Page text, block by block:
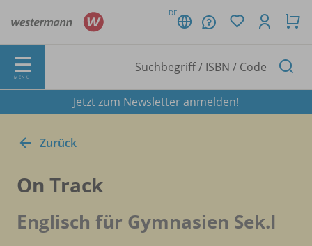
DE
MENÜ
Jetzt zum Newsletter anmelden!
Zurück
On Track
Englisch für Gymnasien Sek.I